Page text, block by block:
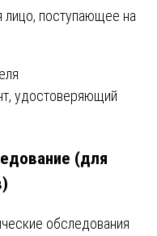
поступающее на
удостоверяющий
(для
обследования